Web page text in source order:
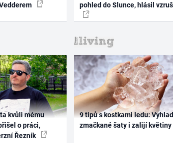
pohled do Slunce, hlásil
kvůli mému
o práci,
Řezník
9 tipů s kostkami ledu:
zmačkané šaty i zalijí květiny